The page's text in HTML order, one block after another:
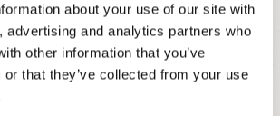
about your use of our site with
advertising and analytics partners who
other information that you’ve
or that they’ve collected from your use